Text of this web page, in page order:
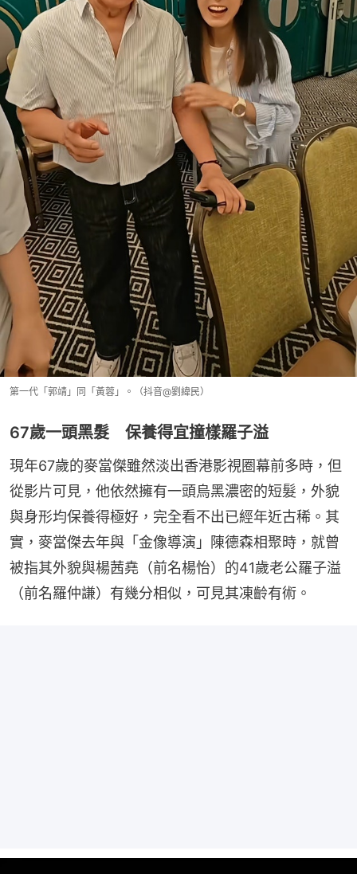
第一代「郭靖」同「黃蓉」。（抖音@劉緯民）
67歲一頭黑髮 保養得宜撞樣羅子溢
現年67歲的麥當傑雖然淡出香港影視圈幕前多時，但
從影片可見，他依然擁有一頭烏黑濃密的短髮，外貌
與身形均保養得極好，完全看不出已經年近古稀。其
實，麥當傑去年與「金像導演」陳德森相聚時，就曾
被指其外貌與楊茜堯（前名楊怡）的41歲老公羅子溢
（前名羅仲謙）有幾分相似，可見其凍齡有術。